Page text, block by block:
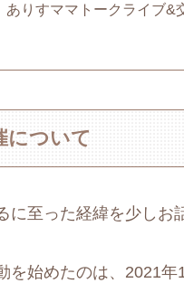
ありすママトークライブ&
について
至った経緯を少しお
を始めたのは、2021